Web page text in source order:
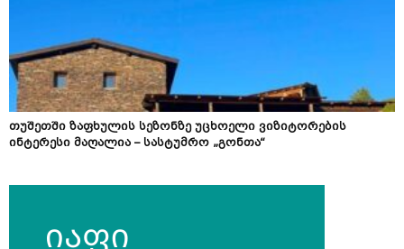
თუშეთში ზაფხულის სეზონზე უცხოელი ვიზიტორების
ინტერესი მაღალია – სასტუმრო „გონთა“